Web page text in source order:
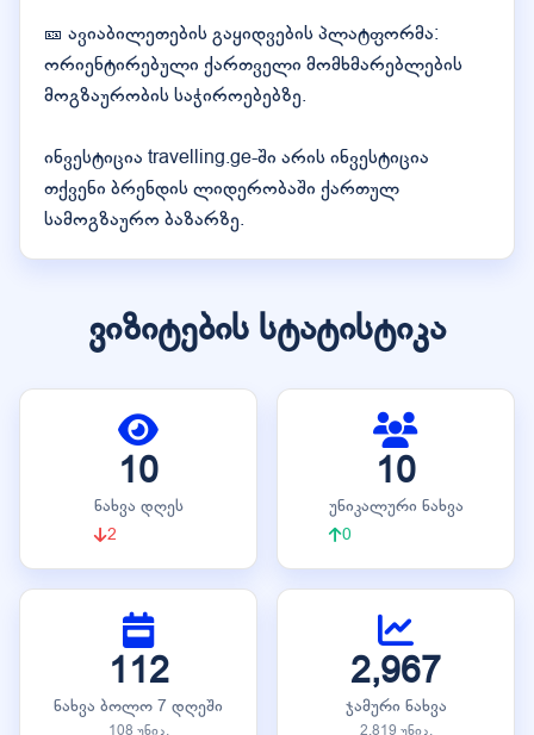
🎫 ავიაბილეთების გაყიდვების პლატფორმა:
ორიენტირებული ქართველი მომხმარებლების
მოგზაურობის საჭიროებებზე.
ინვესტიცია travelling.ge-ში არის ინვესტიცია
თქვენი ბრენდის ლიდერობაში ქართულ
სამოგზაურო ბაზარზე.
ვიზიტების სტატისტიკა
10
ნახვა დღეს
2
10
უნიკალური ნახვა
0
112
ნახვა ბოლო 7 დღეში
108 უნიკ.
2,967
ჯამური ნახვა
2,819 უნიკ.